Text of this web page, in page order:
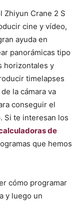
Zhiyun Crane 2 S
cine y vídeo,
ayuda en
panorámicas tipo
horizontales y
timelapses
la cámara va
conseguir el
Si te interesan los
de
que hemos
cómo programar
y luego un